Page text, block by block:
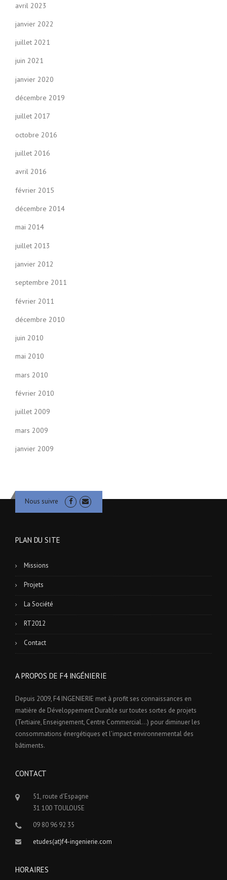
n
avril 2023
janvier 2022
juillet 2021
juin 2021
janvier 2020
décembre 2019
juillet 2017
octobre 2016
juillet 2016
avril 2016
février 2015
décembre 2014
mai 2014
juillet 2013
janvier 2012
septembre 2011
février 2011
décembre 2010
juin 2010
mai 2010
mars 2010
février 2010
juillet 2009
mars 2009
janvier 2009
Nous suivre
PLAN DU SITE
Missions
Projets
La Société
RT2012
Contact
A PROPOS DE F4 INGÉNIERIE
Depuis 2009, F4 INGENIERIE met à profit ses connaissances en
matière de Développement Durable sur toutes sortes de projets
(Tertiaire, Enseignement, Centre Commercial…) pour diminuer les
consommations énergétiques et l’impact environnemental des
bâtiments.
CONTACT
51, route d'Espagne
31 100 TOULOUSE
09 80 96 92 35
etudes(at)f4-ingenierie.com
HORAIRES